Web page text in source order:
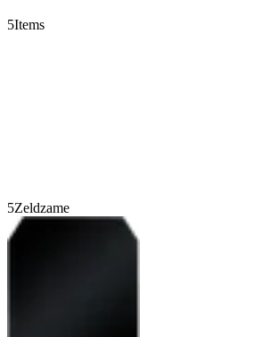
5Items
5Zeldzame